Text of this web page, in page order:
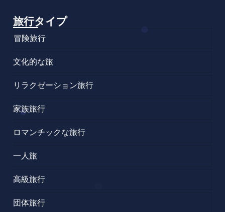
旅行タイプ
冒険旅行
文化的な旅
リラクゼーション旅行
家族旅行
ロマンチックな旅行
一人旅
高級旅行
団体旅行